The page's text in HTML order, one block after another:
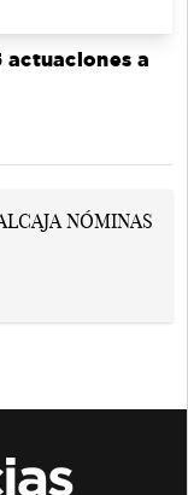
actuaciones a